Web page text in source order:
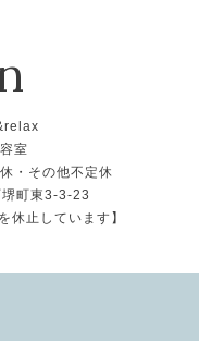
室
その他不定休
町東3-3-23
休止しています】